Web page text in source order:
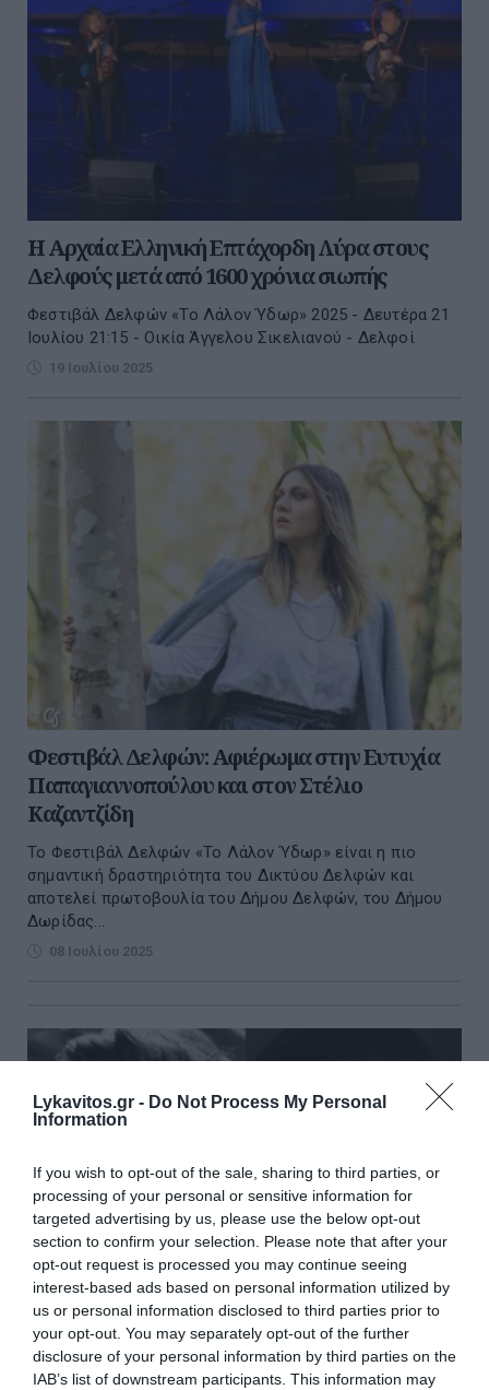
Lykavitos.gr - Do Not Process My Personal
Information
If you wish to opt-out of the sale, sharing to third parties, or
processing of your personal or sensitive information for
targeted advertising by us, please use the below opt-out
section to confirm your selection. Please note that after your
opt-out request is processed you may continue seeing
interest-based ads based on personal information utilized by
us or personal information disclosed to third parties prior to
your opt-out. You may separately opt-out of the further
disclosure of your personal information by third parties on the
IAB’s list of downstream participants. This information may
Η Αρχαία Ελληνική Επτάχορδη Λύρα στους
Δελφούς μετά από 1600 χρόνια σιωπής
Φεστιβάλ Δελφών «To Λάλον Ύδωρ» 2025 - Δευτέρα 21
Ιουλίου 21:15 - Οικία Άγγελου Σικελιανού - Δελφοί
19 Ιουλίου 2025
Φεστιβάλ Δελφών: Αφιέρωμα στην Ευτυχία
Παπαγιαννοπούλου και στον Στέλιο
Καζαντζίδη
Το Φεστιβάλ Δελφών «Το Λάλον Ύδωρ» είναι η πιο
σημαντική δραστηριότητα του Δικτύου Δελφών και
αποτελεί πρωτοβουλία του Δήμου Δελφών, του Δήμου
Δωρίδας...
08 Ιουλίου 2025
Φεστιβάλ Δελφών «To Λάλον Ύδωρ» 2025